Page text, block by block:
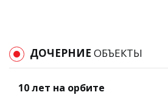
ДОЧЕРНИЕ ОБЪЕКТЫ
10 лет на орбите